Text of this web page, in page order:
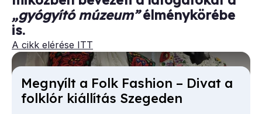
„gyógyító múzeum”élménykörébe
is.
A cikk elérése ITT
Meg­nyílt a Folk Fashi­on – Di­vat a
folk­lór ki­ál­lí­tás Sze­ge­den